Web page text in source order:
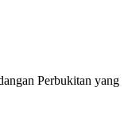
Perbukitan yang